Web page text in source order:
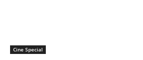
Cine Special